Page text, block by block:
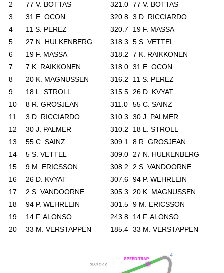
2
77 V. BOTTAS 321.0 77 V. BOTTAS
3
31 E. OCON 320.8 3 D. RICCIARDO
4
11 S. PEREZ 320.7 19 F. MASSA
5
27 N. HULKENBERG 318.3 5 S. VETTEL
6
19 F. MASSA 318.2 7 K. RAIKKONEN
7
7 K. RAIKKONEN 318.0 31 E. OCON
8
20 K. MAGNUSSEN 316.2 11 S. PEREZ
9
18 L. STROLL 315.5 26 D. KVYAT
10
8 R. GROSJEAN 311.0 55 C. SAINZ
11
3 D. RICCIARDO 310.3 30 J. PALMER
12
30 J. PALMER 310.2 18 L. STROLL
13
55 C. SAINZ 309.1 8 R. GROSJEAN
14
5 S. VETTEL 309.0 27 N. HULKENBERG
15
9 M. ERICSSON 308.2 2 S. VANDOORNE
16
26 D. KVYAT 307.6 94 P. WEHRLEIN
17
2 S. VANDOORNE 305.3 20 K. MAGNUSSEN
18
94 P. WEHRLEIN 301.5 9 M. ERICSSON
19
14 F. ALONSO 243.8 14 F. ALONSO
20
33 M. VERSTAPPEN 185.4 33 M. VERSTAPPEN